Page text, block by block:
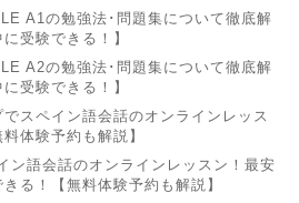
A1の勉強法･問題集について徹底解
受験できる！】
A2の勉強法･問題集について徹底解
受験できる！】
スペイン語会話のオンラインレッス
体験予約も解説】
ン語会話のオンラインレッスン！最安
る！【無料体験予約も解説】